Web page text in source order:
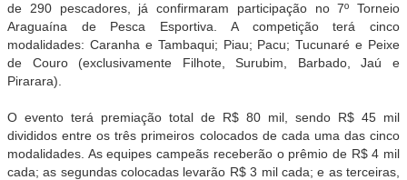
de 290 pescadores, já confirmaram participação no 7º Torneio
Araguaína de Pesca Esportiva. A competição terá cinco
modalidades: Caranha e Tambaqui; Piau; Pacu; Tucunaré e Peixe
de Couro (exclusivamente Filhote, Surubim, Barbado, Jaú e
Pirarara).
O evento terá premiação total de R$ 80 mil, sendo R$ 45 mil
divididos entre os três primeiros colocados de cada uma das cinco
modalidades. As equipes campeãs receberão o prêmio de R$ 4 mil
cada; as segundas colocadas levarão R$ 3 mil cada; e as terceiras,